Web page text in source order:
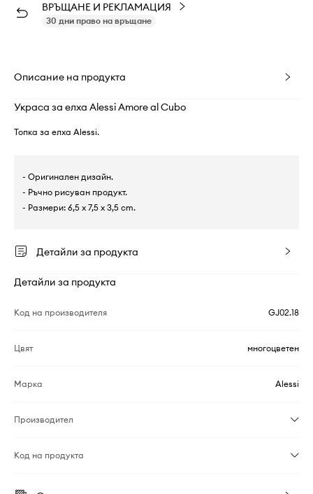
ВРЪЩАНЕ И РЕКЛАМАЦИЯ
30 дни право на връщане
Описание на продукта
Украса за елха Alessi Amore al Cubo
Топка за елха Alessi.
- Оригинален дизайн.
- Ръчно рисуван продукт.
- Размери: 6,5 x 7,5 x 3,5 cm.
Детайли за продукта
Детайли за продукта
Код на производителя GJ02.18
Цвят многоцветен
Марка Alessi
Производител
Код на продукта